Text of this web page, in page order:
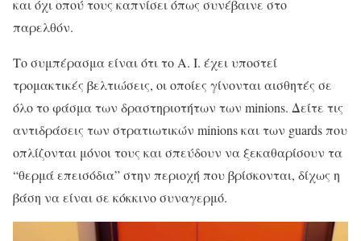
και όχι οπού τους καπνίσει όπως συνέβαινε στο
παρελθόν.
Το συμπέρασμα είναι ότι το A. I. έχει υποστεί
τρομακτικές βελτιώσεις, οι οποίες γίνονται αισθητές σε
όλο το φάσμα των δραστηριοτήτων των minions. Δείτε τις
αντιδράσεις των στρατιωτικών minions και των guards που
οπλίζονται μόνοι τους και σπεύδουν να ξεκαθαρίσουν τα
“θερμά επεισόδια” στην περιοχή που βρίσκονται, δίχως η
βάση να είναι σε κόκκινο συναγερμό.